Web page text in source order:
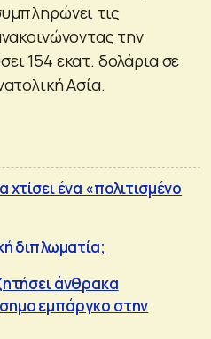
τις
την
154 εκατ. δολάρια σε
Ασία.
ένα «πολιτισμένο
διπλωματία;
άνθρακα
εμπάργκο στην